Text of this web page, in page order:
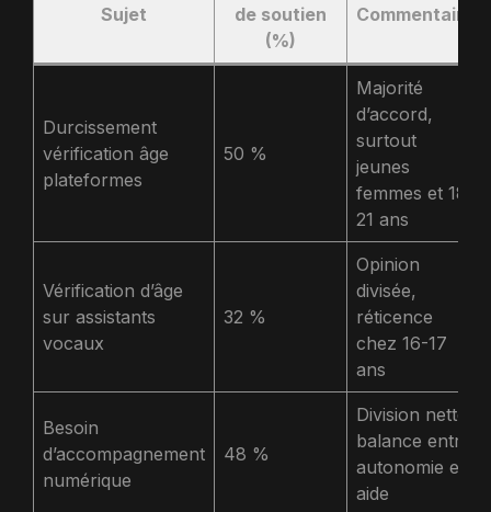
Sujet
de soutien
(%)
Commentaire
Durcissement
vérification âge
plateformes
50 %
Majorité
d’accord,
surtout
jeunes
femmes et 18-
21 ans
Vérification d’âge
sur assistants
vocaux
32 %
Opinion
divisée,
réticence
chez 16-17
ans
Besoin
d’accompagnement
numérique
48 %
Division nette,
balance entre
autonomie et
aide